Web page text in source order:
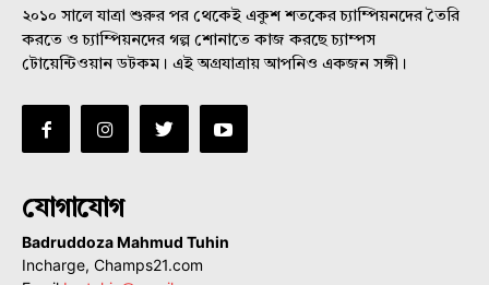
২০১০ সালে যাত্রা শুরুর পর থেকেই একুশ শতকের চ্যাম্পিয়নদের তৈরি
করতে ও চ্যাম্পিয়নদের গল্প শোনাতে কাজ করছে চ্যাম্পস
টোয়েন্টিওয়ান ডটকম। এই অগ্রযাত্রায় আপনিও একজন সঙ্গী।
যোগাযোগ
Badruddoza Mahmud Tuhin
Incharge, Champs21.com